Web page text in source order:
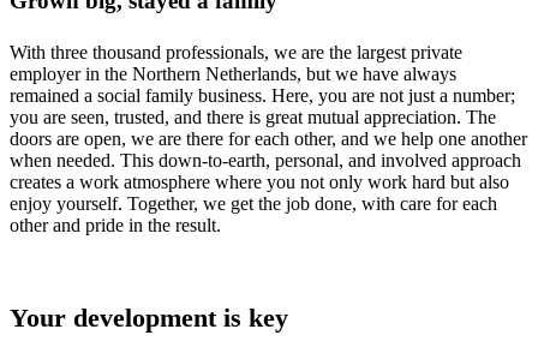
With three thousand professionals, we are the largest private
employer in the Northern Netherlands, but we have always
remained a social family business. Here, you are not just a number;
you are seen, trusted, and there is great mutual appreciation. The
doors are open, we are there for each other, and we help one another
when needed. This down-to-earth, personal, and involved approach
creates a work atmosphere where you not only work hard but also
enjoy yourself. Together, we get the job done, with care for each
other and pride in the result.
Your development is key